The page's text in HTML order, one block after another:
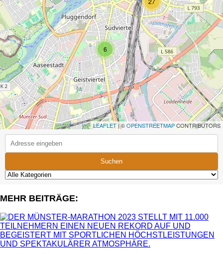
6
LEAFLET| ©OPENSTREETMAPCONTRIBUTORS
Suchen
MEHR BEITRÄGE: